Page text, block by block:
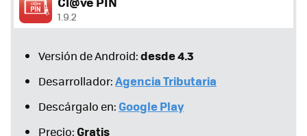
1.9.2
Versión de Android:desde 4.3
Desarrollador:Agencia Tributaria
Descárgalo en: Google Play
Precio:Gratis